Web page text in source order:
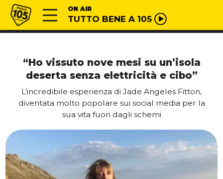
Vai al contenuto
Radio 105 ON AIR
TUTTO BENE A 105
“Ho vissuto nove mesi su un’isola
deserta senza elettricità e cibo”
L’incredibile esperienza di Jade Angeles Fitton,
diventata molto popolare sui social media per la
sua vita fuori dagli schemi